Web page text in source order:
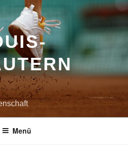
Menü